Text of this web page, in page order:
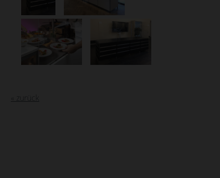
« zurück